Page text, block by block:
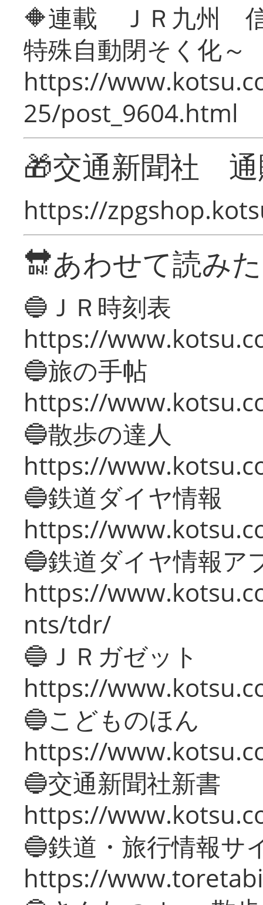
🔶連載 ＪＲ九州 信
特殊自動閉そく化～
https://
25/post_9604.html
🎁交通新聞社
https://
🔛あわせて読み
🔵ＪＲ時刻表
https://
🔵旅の手帖
https://
🔵散歩の達人
https://
🔵鉄道ダイヤ情報
https://
🔵鉄道ダイヤ情報ア
https://
nts/tdr/
🔵ＪＲガゼット
https://
🔵こどものほん
https://
🔵交通新聞社新書
https://
🔵鉄道・旅行情報サ
https://